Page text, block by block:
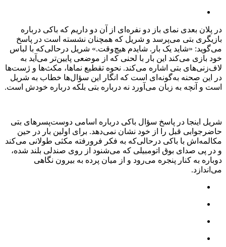
در پلان بعدی نمای باز دو نفره‌ای از آن دو داریم که باکی درباره
بازیگری بتی می‌پرسد و شریل که همچنان نشسته است در پاسخ
می‌گوید: «شاید یک بار. شایدم هیچ‌وقت.» شریل درحالی‌که با لباس
خود بازی می‌کند این بار با لحنی که از موضعی پایین‌تر می‌‌آید به
لاف‌زنی‌های بتی اشاره می‌کند. نحوه تقطیع نماها، مکث‌ها و ژست‌ها
در این صحنه به‌گونه‌ای است که انگار این سؤال‌ها خطاب به شریل
است و آنچه به زبان می‌آورد نه درباره بتی بلکه درباره خودش است.
شریل اینجا در پاسخ سؤال باکی درباره اسامی دوست‌پسرهای بتی
حاضرجوابی قبل را از خود نشان نمی‌دهد. برای اولین بار در حین
مکالمه‌اش با باکی درحالی‌که به فکر فرورفته مکثی طولانی می‌کند
و در پی صدای بوق اتومبیلی که می‌شنود از روی صندلی بلند شده،
دوباره به کنار پنجره می‌رود و از میان‌ پرده به بیرون نگاهی
می‌اندازد.